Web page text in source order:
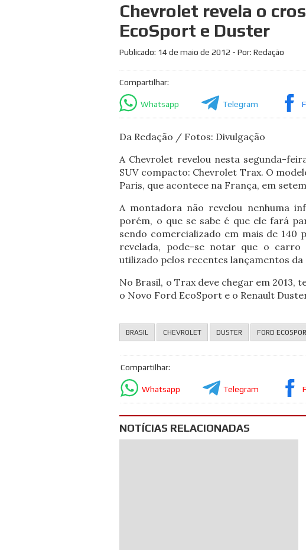
Chevrolet revela o
EcoSport e Duster
Publicado: 14 de maio de 2012 - Por: Redação
Compartilhar:
Whatsapp Telegram
Da Redação / Fotos: Divulgação
A Chevrolet revelou nesta segunda-
SUV compacto: Chevrolet Trax. O
Paris, que acontece na França, em
A montadora não revelou nenhuma
porém, o que se sabe é que ele fará
sendo comercializado em mais de 140
revelada, pode-se notar que o
utilizado pelos recentes lançamentos da
No Brasil, o Trax deve chegar em
o Novo Ford EcoSport e o Renault
BRASIL CHEVROLET DUSTER FORD
Compartilhar:
Whatsapp Telegram
NOTÍCIAS RELACIONADAS